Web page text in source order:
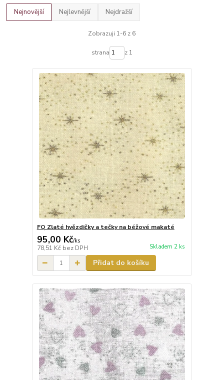
Nejnovější Nejlevnější Nejdražší
Zobrazuji 1-6 z 6
strana z 1
FQ Zlaté hvězdičky a tečky na béžové makaté
95,00 Kč/ks
78,51 Kč bez DPH Skladem 2 ks
Přidat do košíku